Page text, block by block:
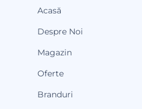
Acasă
Despre Noi
Magazin
Oferte
Branduri